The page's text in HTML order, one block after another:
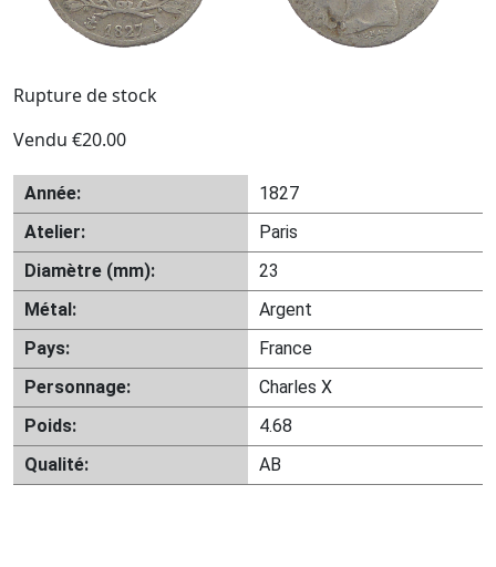
Rupture de stock
Vendu €20.00
Année:
1827
Atelier:
Paris
Diamètre (mm):
23
Métal:
Argent
Pays:
France
Personnage:
Charles X
Poids:
4.68
Qualité:
AB